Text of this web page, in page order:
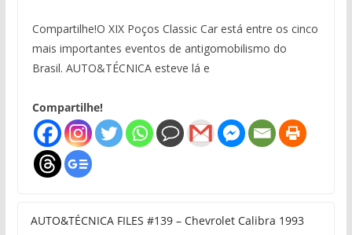
Compartilhe!O XIX Poços Classic Car está entre os cinco
mais importantes eventos de antigomobilismo do
Brasil. AUTO&TÉCNICA esteve lá e
Compartilhe!
AUTO&TÉCNICA FILES #139 – Chevrolet Calibra 1993